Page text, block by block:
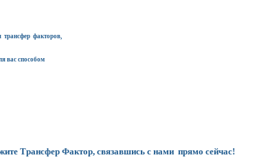
трансфер факторов,
для вас способом
Трансфер Фактор, связавшись с нами прямо сейчас!